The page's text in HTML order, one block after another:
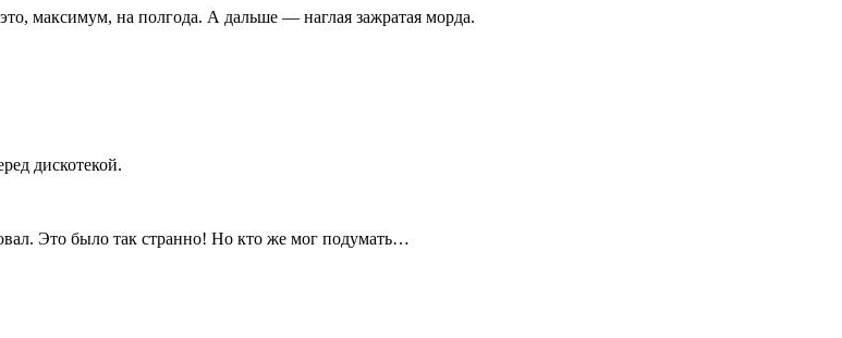
максимум, на полгода. А дальше — наглая зажратая морда.
дискотекой.
Это было так странно! Но кто же мог подумать…